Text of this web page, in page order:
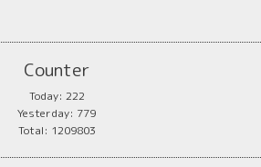
Counter
Today: 222
Yesterday: 779
Total: 1209803